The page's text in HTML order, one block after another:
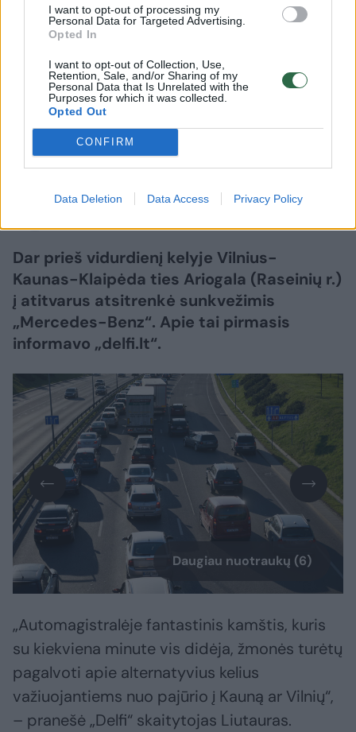
I want to opt-out of processing my
Personal Data for Targeted Advertising.
Opted In
I want to opt-out of Collection, Use,
Retention, Sale, and/or Sharing of my
Personal Data that Is Unrelated with the
Purposes for which it was collected.
Opted Out
CONFIRM
Data Deletion Data Access Privacy Policy
Radaras
Autostradoje – milžiniška spūstis:
sunkvežimis rėžėsi į atitvarus,
nutempinėti teko itin ilgai
2026 m. rugpjūčio 7 d. 13:25
Dar prieš vidurdienį kelyje Vilnius-
Kaunas-Klaipėda ties Ariogala (Raseinių r.)
į atitvarus atsitrenkė sunkvežimis
„Mercedes-Benz“. Apie tai pirmasis
informavo „delfi.lt“.
Daugiau nuotraukų (6)
„Automagistralėje fantastinis kamštis, kuris
su kiekviena minute vis didėja, žmonės turėtų
pagalvoti apie alternatyvius kelius
važiuojantiems nuo pajūrio į Kauną ar Vilnių“,
– pranešė „Delfi“ skaitytojas Liutauras.